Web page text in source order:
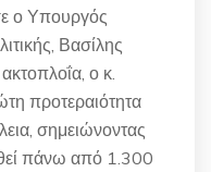
ο Υπουργός
Βασίλης
ο κ.
προτεραιότητα
σημειώνοντας
πάνω από 1.300